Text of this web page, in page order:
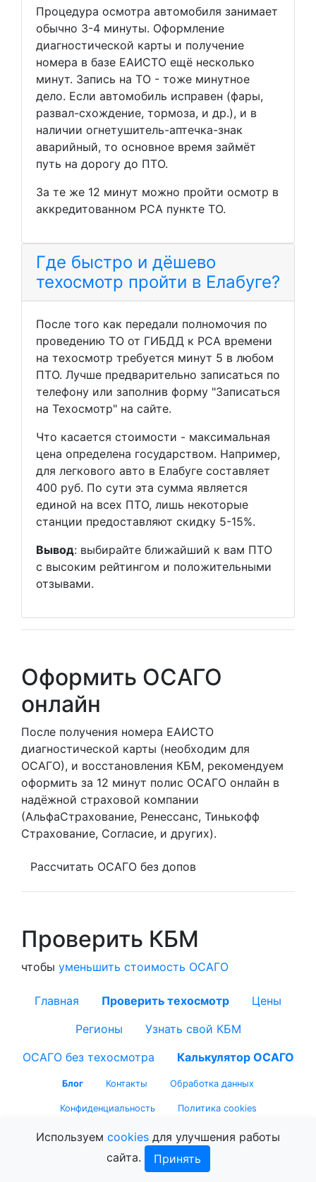
Процедура осмотра автомобиля занимает
обычно 3-4 минуты. Оформление
диагностической карты и получение
номера в базе ЕАИСТО ещё несколько
минут. Запись на ТО - тоже минутное
дело. Если автомобиль исправен (фары,
развал-схождение, тормоза, и др.), и в
наличии огнетушитель-аптечка-знак
аварийный, то основное время займёт
путь на дорогу до ПТО.
За те же 12 минут можно пройти осмотр в
аккредитованном РСА пункте ТО.
Где быстро и дёшево
техосмотр пройти в Елабуге?
После того как передали полномочия по
проведению ТО от ГИБДД к РСА времени
на техосмотр требуется минут 5 в любом
ПТО. Лучше предварительно записаться по
телефону или заполнив форму "Записаться
на Техосмотр" на сайте.
Что касается стоимости - максимальная
цена определена государством. Например,
для легкового авто в Елабуге составляет
400 руб. По сути эта сумма является
единой на всех ПТО, лишь некоторые
станции предоставляют скидку 5-15%.
Вывод: выбирайте ближайший к вам ПТО
с высоким рейтингом и положительными
отзывами.
Оформить ОСАГО
онлайн
После получения номера ЕАИСТО
диагностической карты (необходим для
ОСАГО), и восстановления КБМ, рекомендуем
оформить за 12 минут полис ОСАГО онлайн в
надёжной страховой компании
(АльфаСтрахование, Ренессанс, Тинькофф
Страхование, Согласие, и других).
Рассчитать ОСАГО без допов
Проверить КБМ
чтобы уменьшить стоимость ОСАГО
Главная Проверить техосмотр
Цены
Регионы
Узнать свой КБМ
ОСАГО без техосмотра
Калькулятор ОСАГО
Блог Контакты Обработка данных
Конфиденциальность Политика cookies
© 2026 tehosmotrik.ru — Техосмотрик.ру.
Используем cookies для улучшения работы
сайта.
Принять